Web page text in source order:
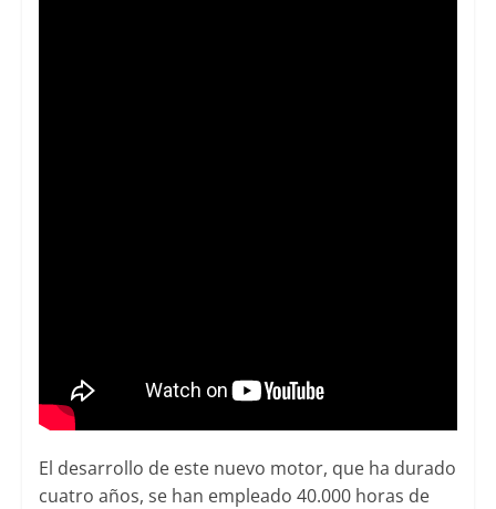
El desarrollo de este nuevo motor, que ha durado
cuatro años, se han empleado 40.000 horas de